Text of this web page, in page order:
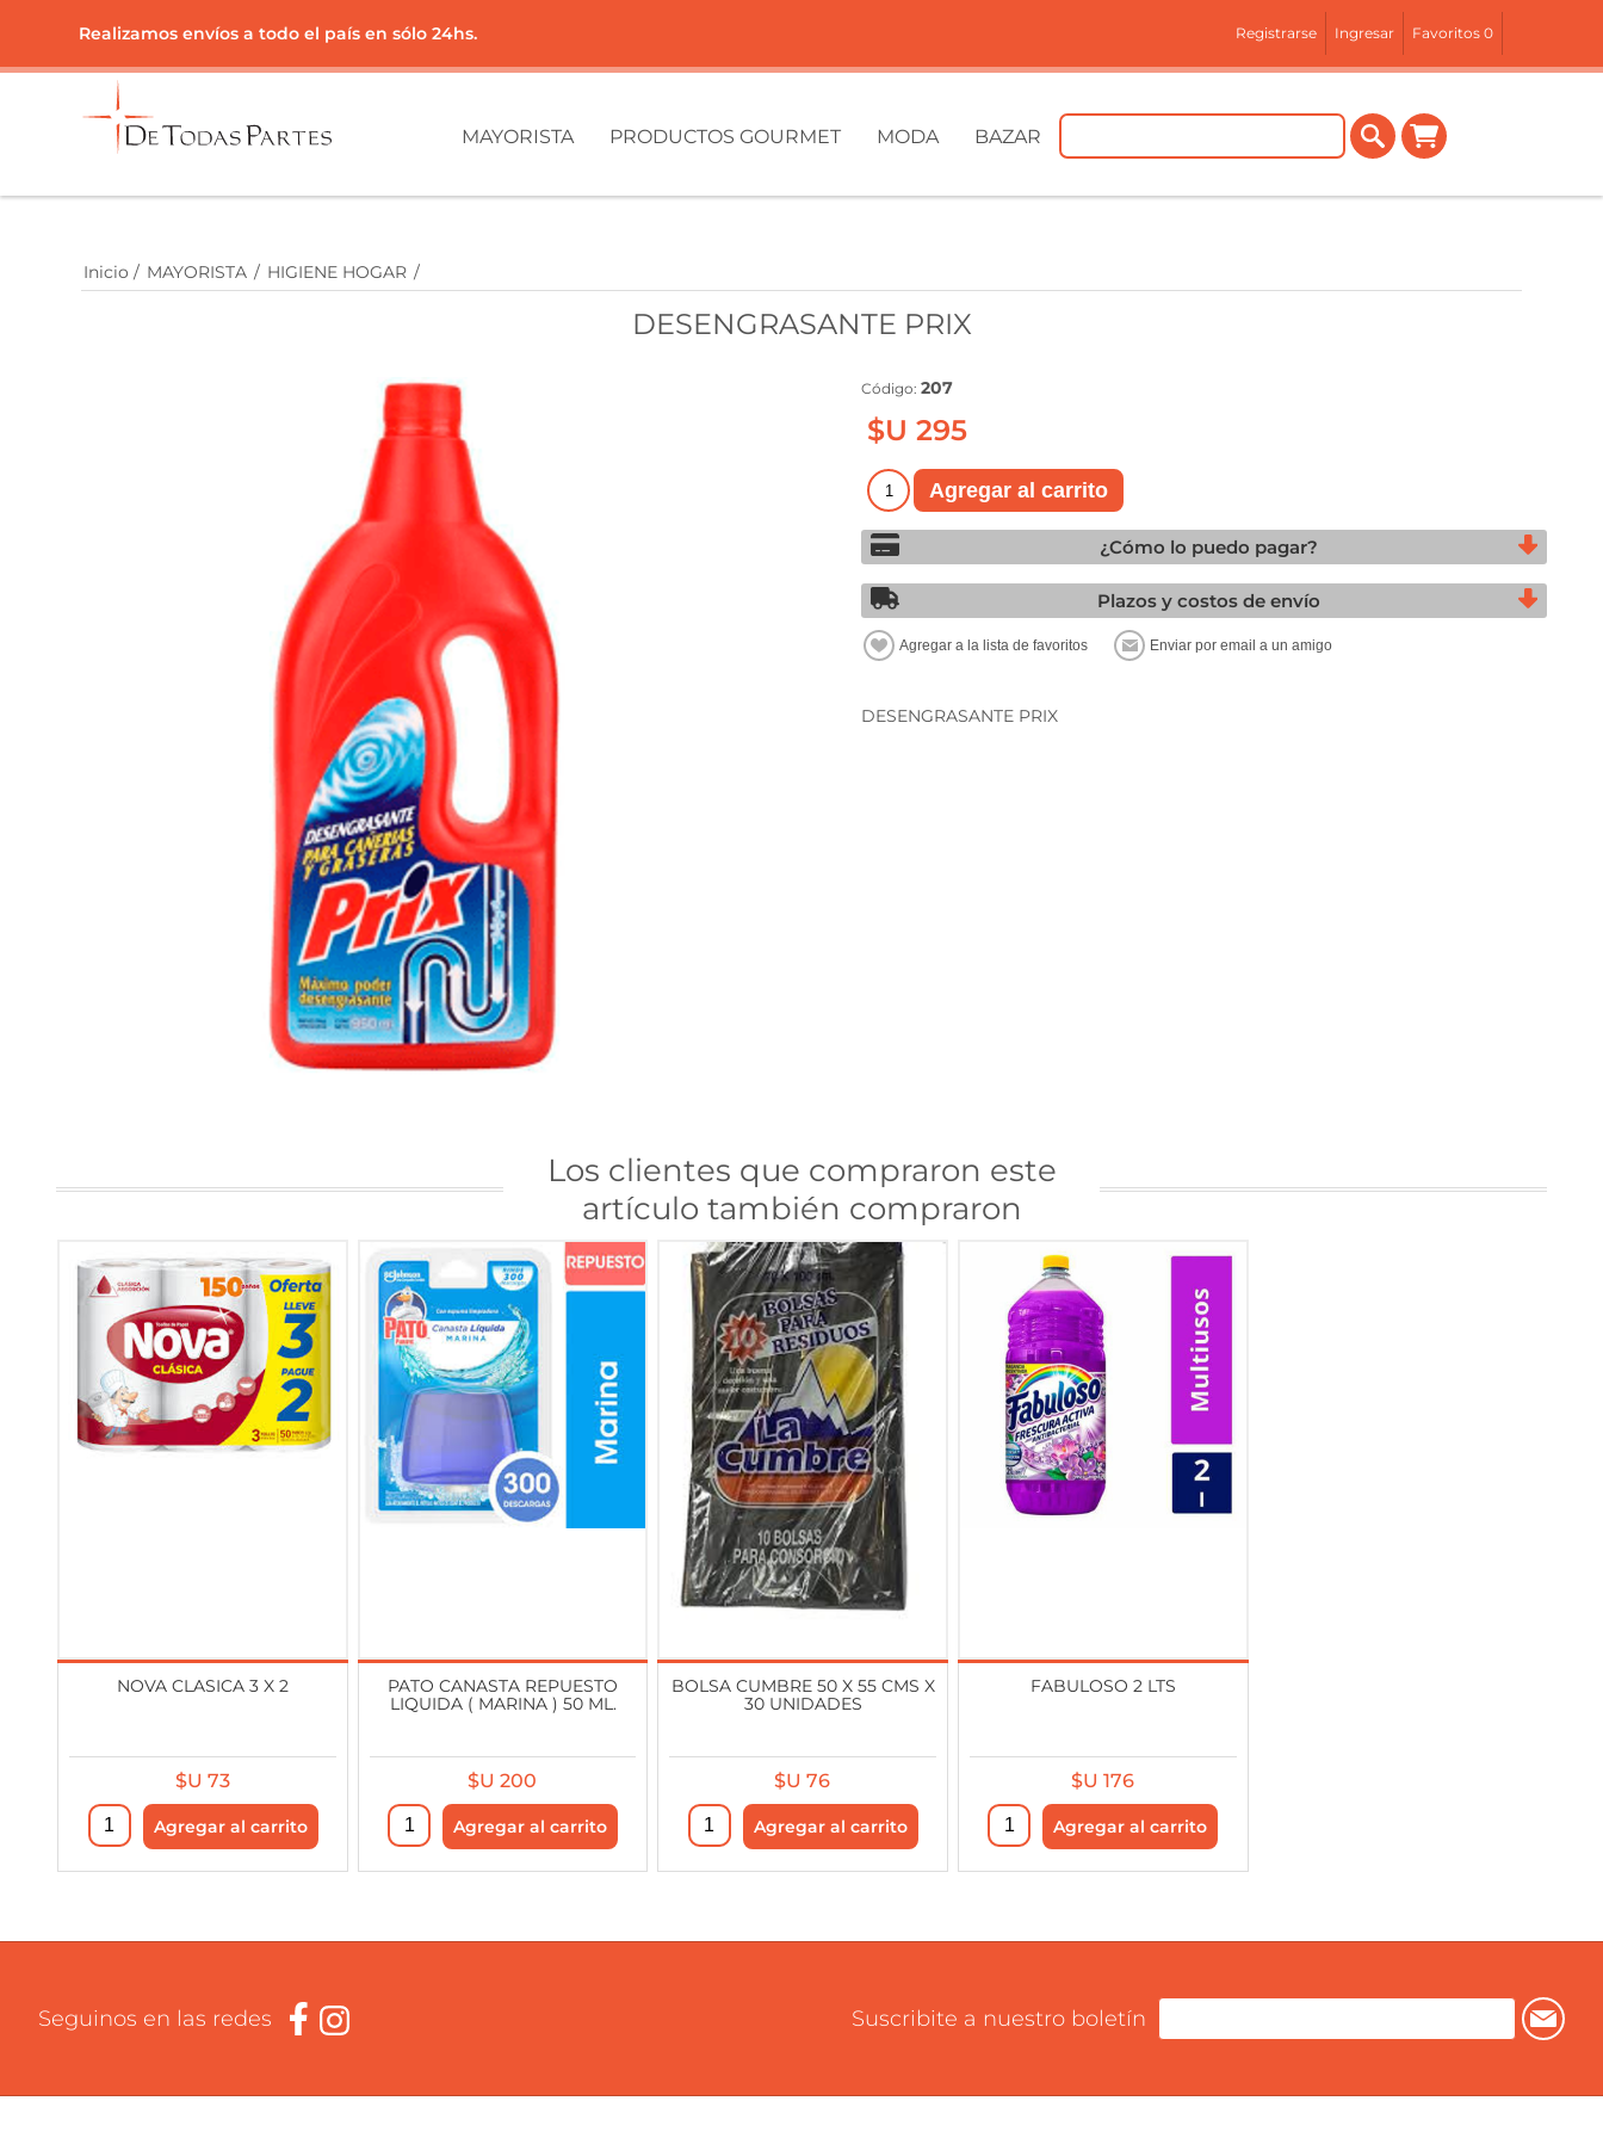
Realizamos envíos a todo el país en sólo 24hs. Registrarse Ingresar Favoritos 0
MAYORISTA PRODUCTOS GOURMET MODA BAZAR
Inicio / MAYORISTA / HIGIENE HOGAR /
DESENGRASANTE PRIX
Código: 207
$U 295
¿Cómo lo puedo pagar?
Plazos y costos de envío
DESENGRASANTE PRIX
Los clientes que compraron este
artículo también compraron
NOVA CLASICA 3 X 2
$U 73
PATO CANASTA REPUESTO
LIQUIDA ( MARINA ) 50 ML.
$U 200
BOLSA CUMBRE 50 X 55 CMS X
30 UNIDADES
$U 76
FABULOSO 2 LTS
$U 176
Seguinos en las redes Suscribite a nuestro boletín